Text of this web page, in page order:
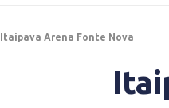
Itaipava Arena Fonte Nova